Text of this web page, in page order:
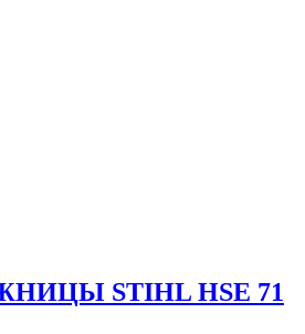
STIHL HSE 71